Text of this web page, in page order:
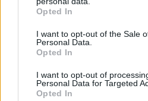
grant or deny consent to Google
use your data for below specified
consent section.
Opted In
I want to opt-out of the Sale
Personal Data.
Opted In
I want to opt-out of
Personal Data for Targeted
Opted In
πρίγκιπα Άντριου όταν πεθάνει
την αποκαθήλωσή του,
για το «μυστικό σχέδιο»
09.08.2026, 08:01